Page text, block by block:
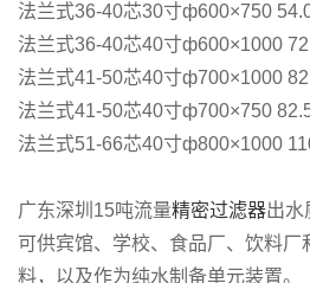
法兰式36-40芯30寸ф600×750
法兰式36-40芯40寸ф600×1000
法兰式41-50芯40寸ф700×1000
法兰式41-50芯40寸ф700×750
法兰式51-66芯40寸ф800×1000
广东深圳15吨流量精密过滤器出水
可供宾馆、学校、食品厂、饮料厂
料，以及作为纯水制备单元装置。